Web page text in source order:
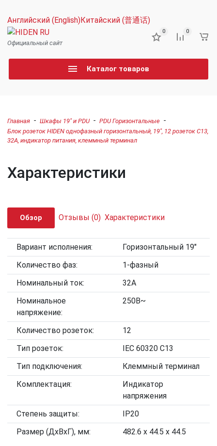
Английский (English)Китайский (普通话)
Официальный сайт
Каталог товаров
0 0
Главная - Шкафы 19" и PDU - PDU Горизонтальные -
Блок розеток HIDEN однофазный горизонтальный, 19", 12 розеток C13,
32А, индикатор питания, клеммный терминал
Характеристики
Обзор Отзывы (0) Характеристики
Вариант исполнения:
Горизонтальный 19"
Количество фаз:
1-фазный
Номинальный ток:
32А
Номинальное
напряжение:
250В~
Количество розеток:
12
Тип розеток:
IEC 60320 C13
Тип подключения:
Клеммный терминал
Комплектация:
Индикатор
напряжения
Степень защиты:
IP20
Размер (ДхВхГ), мм:
482.6 x 44.5 x 44.5